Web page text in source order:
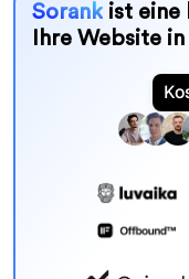
Sorankist eine
Ihre Website